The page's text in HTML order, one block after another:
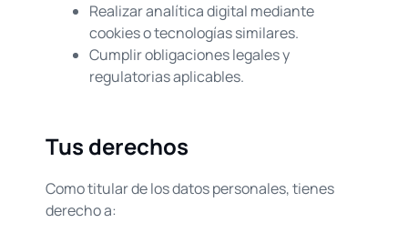
Realizar analítica digital mediante
cookies o tecnologías similares.
Cumplir obligaciones legales y
regulatorias aplicables.
Tus derechos
Como titular de los datos personales, tienes
derecho a: